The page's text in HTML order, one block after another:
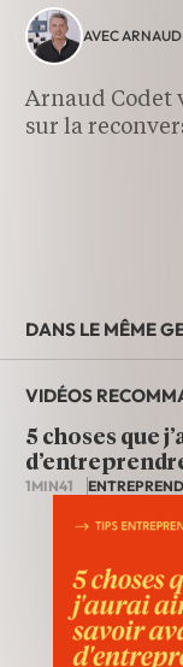
AVEC
Arnaud Codet
sur la
DANS LE MÊME
VIDÉOS
5 choses que
1MIN41